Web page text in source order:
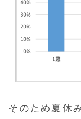
そのため夏休